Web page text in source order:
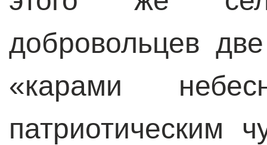
добровольцев
«карами
патриотическим